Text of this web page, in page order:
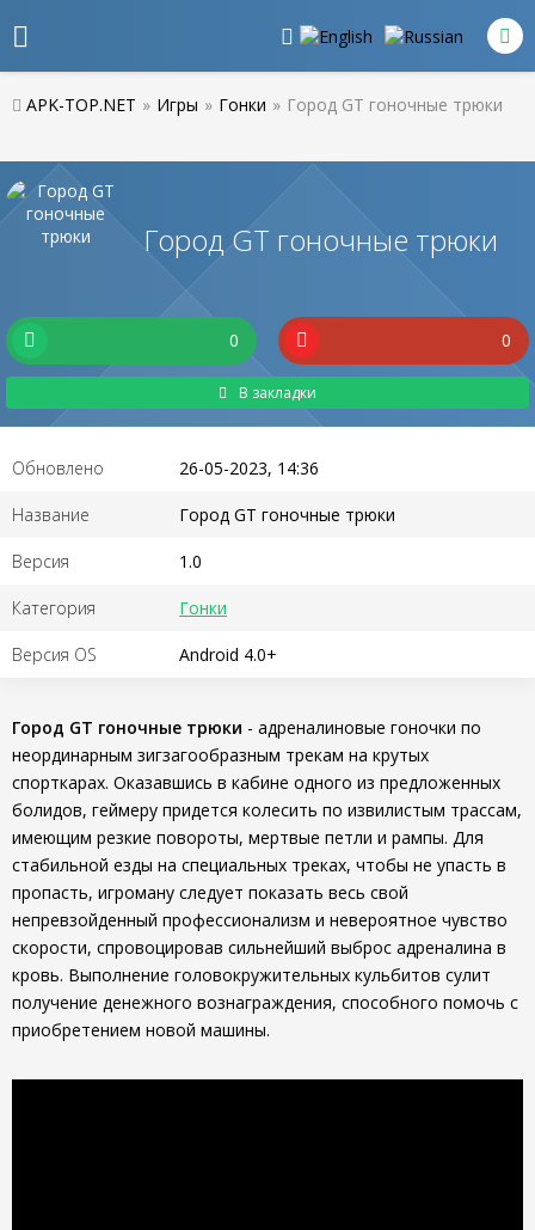
APK-TOP.NET » Игры » Гонки » Город GT гоночные трюки
Город GT гоночные трюки
0 0
В закладки
Обновлено 26-05-2023, 14:36
Название Город GT гоночные трюки
Версия 1.0
Категория Гонки
Версия OS Android 4.0+
Город GT гоночные трюки - адреналиновые гоночки по
неординарным зигзагообразным трекам на крутых
спорткарах. Оказавшись в кабине одного из предложенных
болидов, геймеру придется колесить по извилистым трассам,
имеющим резкие повороты, мертвые петли и рампы. Для
стабильной езды на специальных треках, чтобы не упасть в
пропасть, игроману следует показать весь свой
непревзойденный профессионализм и невероятное чувство
скорости, спровоцировав сильнейший выброс адреналина в
кровь. Выполнение головокружительных кульбитов сулит
получение денежного вознаграждения, способного помочь с
приобретением новой машины.